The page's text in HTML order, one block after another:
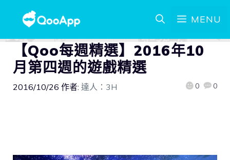
MENU
【Qoo每週精選】2016年10
月第四週的遊戲精選
2016/10/26 作者: 達人：3H 0 0